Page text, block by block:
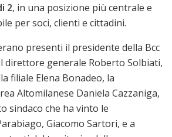
2, in una posizione più centrale e
per soci, clienti e cittadini.
presenti il presidente della Bcc
direttore generale Roberto Solbiati,
filiale Elena Bonadeo, la
Altomilanese Daniela Cazzaniga,
sindaco che ha vinto le
Giacomo Sartori, e a